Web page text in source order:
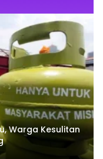
Warga Kesulitan